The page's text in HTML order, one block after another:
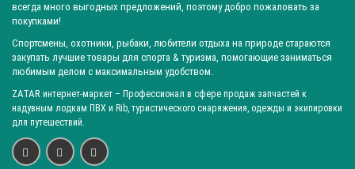
всегда много выгодных предложений, поэтому добро пожаловать за
покупками!
Спортсмены, охотники, рыбаки, любители отдыха на природе стараются
закупать лучшие товары для спорта & туризма, помогающие заниматься
любимым делом с максимальным удобством.
ZATAR интернет-маркет – Профессионал в сфере продаж запчастей к
надувным лодкам ПВХ и Rib, туристического снаряжения, одежды и экипировки
для путешествий.